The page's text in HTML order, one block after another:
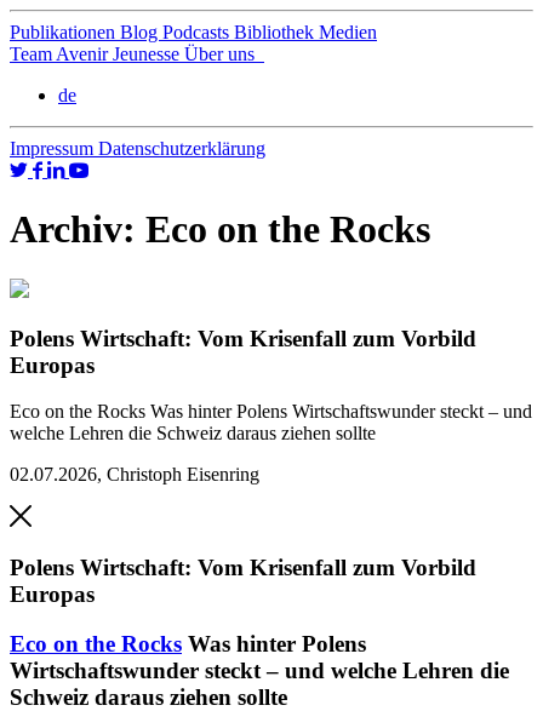
Publikationen Blog Podcasts Bibliothek Medien
Team Avenir Jeunesse Über uns
de
Impressum Datenschutzerklärung
Archiv: Eco on the Rocks
Polens Wirtschaft: Vom Krisenfall zum Vorbild
Europas
Eco on the Rocks Was hinter Polens Wirtschaftswunder steckt – und
welche Lehren die Schweiz daraus ziehen sollte
02.07.2026, Christoph Eisenring
Polens Wirtschaft: Vom Krisenfall zum Vorbild
Europas
Eco on the Rocks Was hinter Polens
Wirtschaftswunder steckt – und welche Lehren die
Schweiz daraus ziehen sollte